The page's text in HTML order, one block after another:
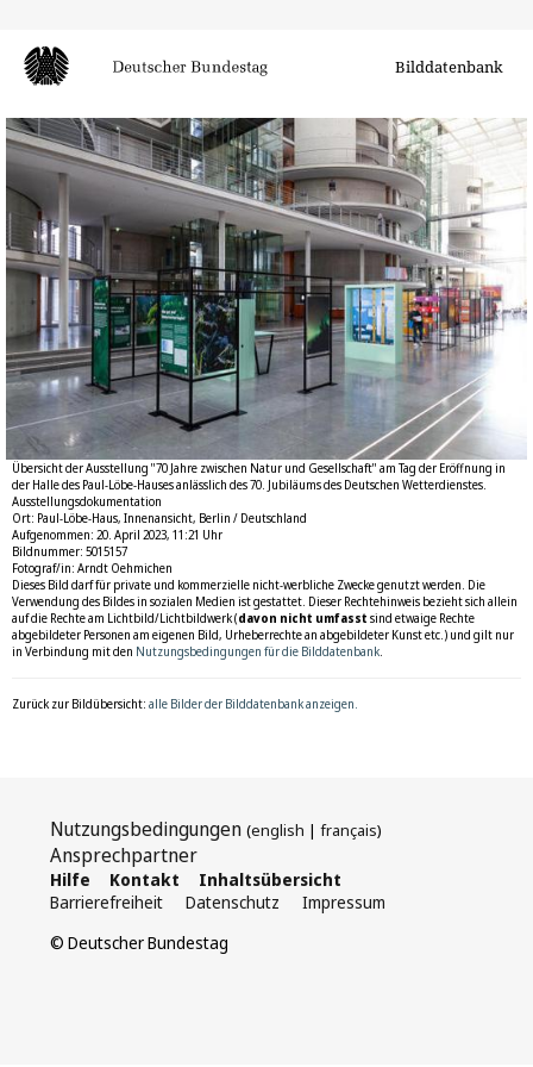
Bilddatenbank
Übersicht der Ausstellung "70 Jahre zwischen Natur und Gesellschaft" am Tag der Eröffnung in
der Halle des Paul-Löbe-Hauses anlässlich des 70. Jubiläums des Deutschen Wetterdienstes.
Ausstellungsdokumentation
Ort: Paul-Löbe-Haus, Innenansicht, Berlin / Deutschland
Aufgenommen: 20. April 2023, 11:21 Uhr
Bildnummer: 5015157
Fotograf/in: Arndt Oehmichen
Dieses Bild darf für private und kommerzielle nicht-werbliche Zwecke genutzt werden. Die
Verwendung des Bildes in sozialen Medien ist gestattet. Dieser Rechtehinweis bezieht sich allein
auf die Rechte am Lichtbild/Lichtbildwerk (davon nicht umfasst sind etwaige Rechte
abgebildeter Personen am eigenen Bild, Urheberrechte an abgebildeter Kunst etc.) und gilt nur
in Verbindung mit den Nutzungsbedingungen für die Bilddatenbank.
Zurück zur Bildübersicht: alle Bilder der Bilddatenbank anzeigen.
Nutzungsbedingungen (english | français)
Ansprechpartner
Hilfe Kontakt Inhaltsübersicht
© Deutscher Bundestag
Barrierefreiheit Datenschutz Impressum